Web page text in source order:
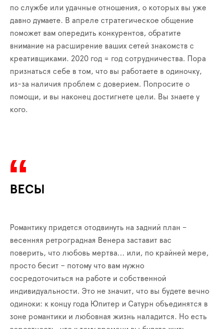
по службе или удачные отношения, о которых вы уже
давно думаете. В апреле стратегическое общение
поможет вам опередить конкурентов, обратите
внимание на расширение ваших сетей знакомств с
креативщиками. 2020 год = год сотрудничества. Пора
признаться себе в том, что вы работаете в одиночку,
из-за наличия проблем с доверием. Попросите о
помощи, и вы наконец достигнете цели. Вы знаете у
кого.
ВЕСЫ
Романтику придется отодвинуть на задний план –
весенняя ретроградная Венера заставит вас
поверить, что любовь мертва... или, по крайней мере,
просто бесит – потому что вам нужно
сосредоточиться на работе и собственной
индивидуальности. Это не значит, что вы будете вечно
одиноки: к концу года Юпитер и Сатурн объединятся в
зоне романтики и любовная жизнь наладится. Но есть